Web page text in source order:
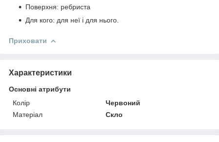
Поверхня: ребриста
Для кого: для неї і для нього.
Приховати
Характеристики
Основні атрибути
Колір
Червоний
Матеріал
Скло